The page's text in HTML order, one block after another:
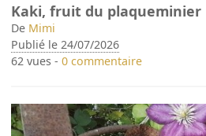
Kaki, fruit du plaqueminier
De Mimi
Publié le 24/07/2026
62 vues -0 commentaire